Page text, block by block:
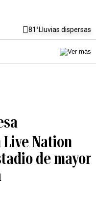
81°Lluvias dispersas
Nation
de mayor